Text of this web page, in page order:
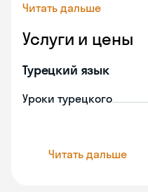
Читать дальше
Услуги и цены
Турецкий язык
Уроки турецкого
Читать дальше